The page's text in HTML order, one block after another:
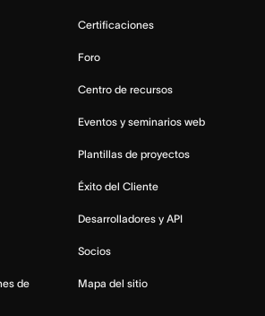
de
Certificaciones
Foro
Centro de recursos
Eventos y seminarios web
Plantillas de proyectos
Éxito del Cliente
Desarrolladores y API
Socios
Mapa del sitio